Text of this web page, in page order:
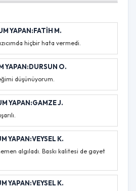
YAPAN:FATIH M.
hiçbir hata vermedi.
YAPAN:DURSUN O.
düşünüyorum.
YAPAN:GAMZE J.
YAPAN:VEYSEL K.
algıladı. Baskı kalitesi de gayet
YAPAN:VEYSEL K.